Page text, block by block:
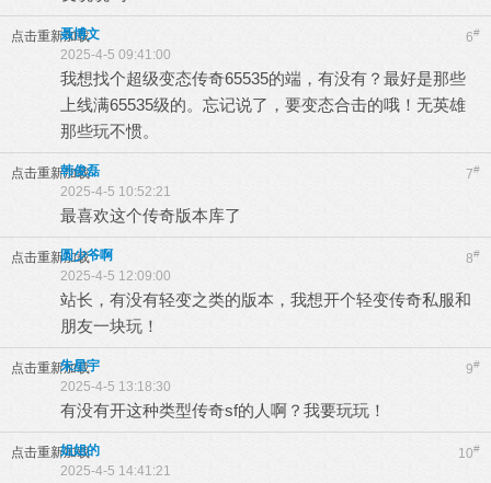
点击重新加载 6#
聂博文
2025-4-5 09:41:00
我想找个超级变态传奇65535的端，有没有？最好是那些
上线满65535级的。忘记说了，要变态合击的哦！无英雄
那些玩不惯。
点击重新加载 7#
韩俊磊
2025-4-5 10:52:21
最喜欢这个传奇版本库了
点击重新加载 8#
圆少爷啊
2025-4-5 12:09:00
站长，有没有轻变之类的版本，我想开个轻变传奇私服和
朋友一块玩！
点击重新加载 9#
朱星宇
2025-4-5 13:18:30
有没有开这种类型传奇sf的人啊？我要玩玩！
点击重新加载 10#
姐姐的
2025-4-5 14:41:21